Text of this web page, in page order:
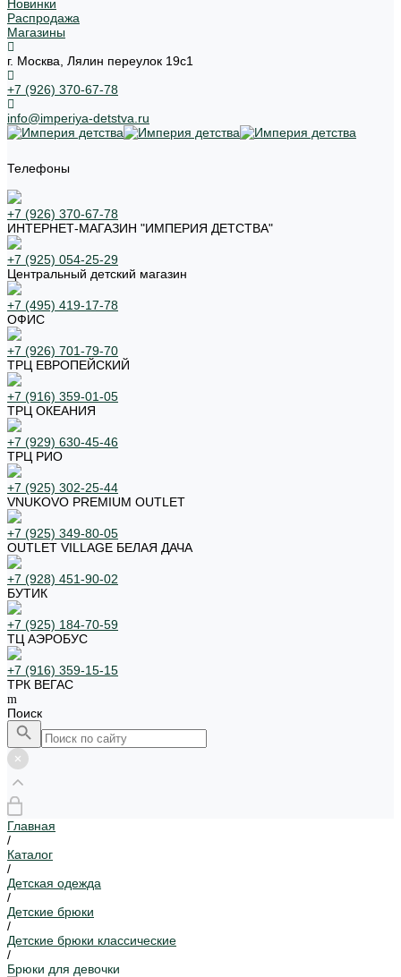
Новинки
Распродажа
Магазины
г. Москва, Лялин переулок 19с1
+7 (926) 370-67-78
info@imperiya-detstva.ru
Телефоны
+7 (926) 370-67-78
ИНТЕРНЕТ-МАГАЗИН "ИМПЕРИЯ ДЕТСТВА"
+7 (925) 054-25-29
Центральный детский магазин
+7 (495) 419-17-78
ОФИС
+7 (926) 701-79-70
ТРЦ ЕВРОПЕЙСКИЙ
+7 (916) 359-01-05
ТРЦ ОКЕАНИЯ
+7 (929) 630-45-46
ТРЦ РИО
+7 (925) 302-25-44
VNUKOVO PREMIUM OUTLET
+7 (925) 349-80-05
OUTLET VILLAGE БЕЛАЯ ДАЧА
+7 (928) 451-90-02
БУТИК
+7 (925) 184-70-59
ТЦ АЭРОБУС
+7 (916) 359-15-15
ТРК ВЕГАС
Поиск
Главная
/
Каталог
/
Детская одежда
/
Детские брюки
/
Детские брюки классические
/
Брюки для девочки